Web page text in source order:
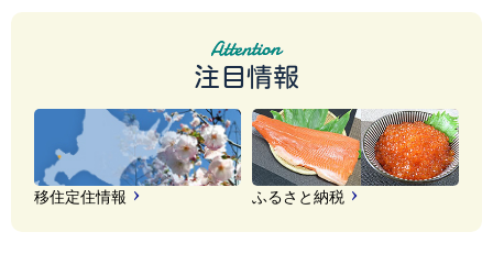
注目情報
移住定住情報 ふるさと納税